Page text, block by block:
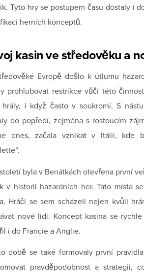
Tyto hry se postupem času dostaly i
herních konceptů.
kasin ve středověku a
Evropě došlo k útlumu
prohlubovat restrikce vůči této
hrály, i když často v soukromí. S
do popředí, zejména s rostoucím
dnes, začala vznikat v Itálii, kde
století byla v Benátkách otevřena první
v historii hazardních her. Tato místa
Hráči se sem scházeli nejen kvůli
nové lidi. Koncept kasina se
i do Francie a Anglie.
době se také formovaly první
pravděpodobnost a